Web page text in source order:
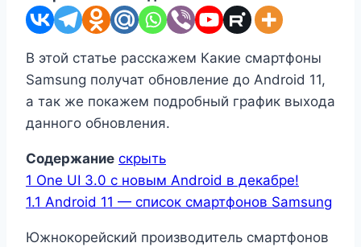
В этой статье расскажем Какие смартфоны
Samsung получат обновление до Android 11,
а так же покажем подробный график выхода
данного обновления.
Содержание скрыть
1 One UI 3.0 с новым Android в декабре!
1.1 Android 11 — список смартфонов Samsung
Южнокорейский производитель смартфонов